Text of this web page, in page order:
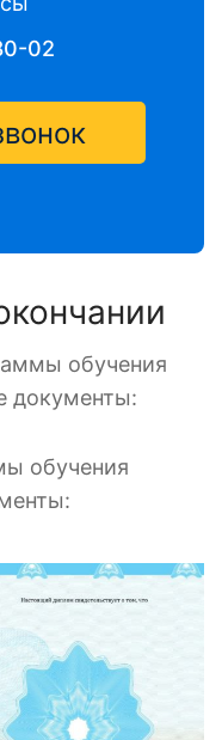
02
обучения
документы:
обучения